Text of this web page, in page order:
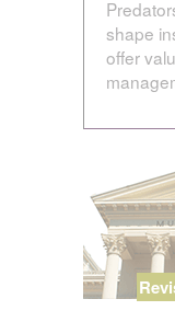
shape
offer